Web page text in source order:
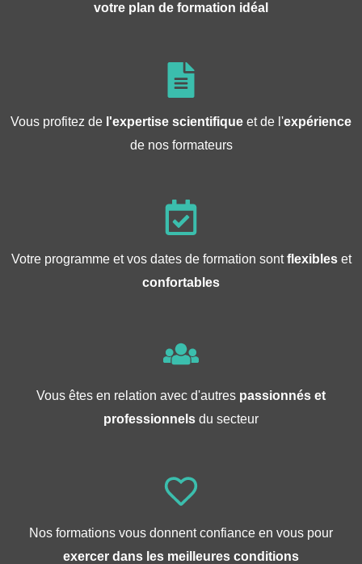
votre plan de formation idéal
Vous profitez de l'expertise scientifique et de l'expérience
de nos formateurs
Votre programme et vos dates de formation sontflexibles et
confortables
Vous êtes en relation avec d'autres passionnés et
professionnels du secteur
Nos formations vous donnent confiance en vous pour
exercer dans les meilleures conditions